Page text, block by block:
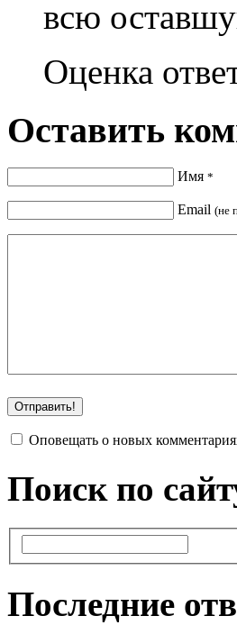
всю
Оценка
Оставить
Имя *
Email (не
Оповещать о новых
Поиск по
Последние